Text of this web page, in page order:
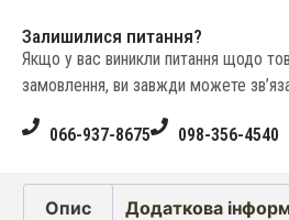
Залишилися питання?
Якщо у вас виникли питання щодо
замовлення, ви завжди можете
066-937-8675 098-356-4540
Опис Додаткова